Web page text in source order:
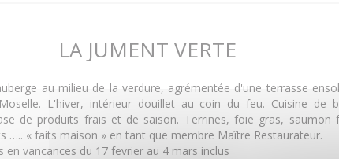
LA JUMENT VERTE
au milieu de la verdure, agrémentée d'une terrasse
L'hiver, intérieur douillet au coin du feu. Cuisine de
de produits frais et de saison. Terrines, foie gras, saumon
….. « faits maison » en tant que membre Maître Restaurateur.
en vancances du 17 fevrier au 4 mars inclus